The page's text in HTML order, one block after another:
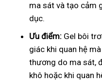
ma sát và tạo cảm
dục.
Ưu điểm: Gel bôi
giác khi quan hệ
thương do ma sát,
khô hoặc khi quan